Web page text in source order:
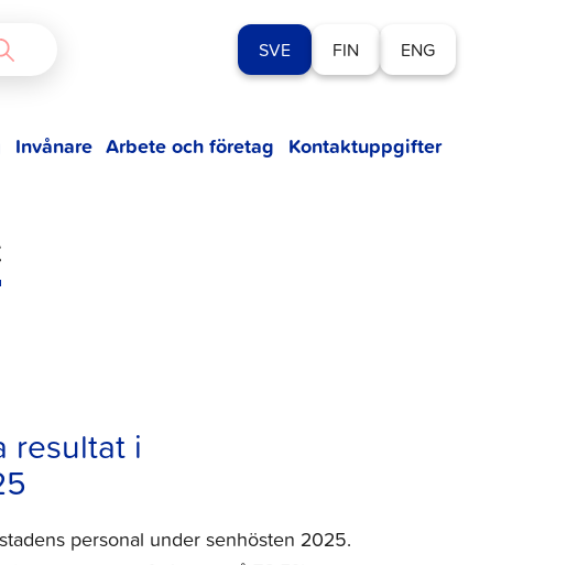
SVE FIN ENG
Invånare Arbete och företag Kontaktuppgifter
resultat i
personal under senhösten 2025.